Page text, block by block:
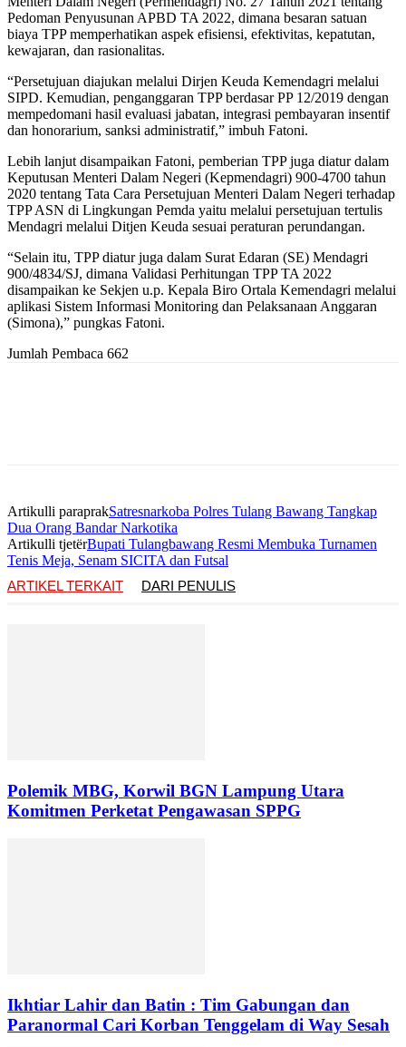
Pedoman Penyusunan APBD TA 2022, dimana besaran satuan
biaya TPP memperhatikan aspek efisiensi, efektivitas, kepatutan,
kewajaran, dan rasionalitas.
“Persetujuan diajukan melalui Dirjen Keuda Kemendagri melalui
SIPD. Kemudian, penganggaran TPP berdasar PP 12/2019 dengan
mempedomani hasil evaluasi jabatan, integrasi pembayaran insentif
dan honorarium, sanksi administratif,” imbuh Fatoni.
Lebih lanjut disampaikan Fatoni, pemberian TPP juga diatur dalam
Keputusan Menteri Dalam Negeri (Kepmendagri) 900-4700 tahun
2020 tentang Tata Cara Persetujuan Menteri Dalam Negeri terhadap
TPP ASN di Lingkungan Pemda yaitu melalui persetujuan tertulis
Mendagri melalui Ditjen Keuda sesuai peraturan perundangan.
“Selain itu, TPP diatur juga dalam Surat Edaran (SE) Mendagri
900/4834/SJ, dimana Validasi Perhitungan TPP TA 2022
disampaikan ke Sekjen u.p. Kepala Biro Ortala Kemendagri melalui
aplikasi Sistem Informasi Monitoring dan Pelaksanaan Anggaran
(Simona),” pungkas Fatoni.
Jumlah Pembaca 662
Artikulli paraprakSatresnarkoba Polres Tulang Bawang Tangkap
Dua Orang Bandar Narkotika
Artikulli tjetërBupati Tulangbawang Resmi Membuka Turnamen
Tenis Meja, Senam SICITA dan Futsal
ARTIKEL TERKAIT
DARI PENULIS
Polemik MBG, Korwil BGN Lampung Utara
Komitmen Perketat Pengawasan SPPG
Ikhtiar Lahir dan Batin : Tim Gabungan dan
Paranormal Cari Korban Tenggelam di Way Sesah